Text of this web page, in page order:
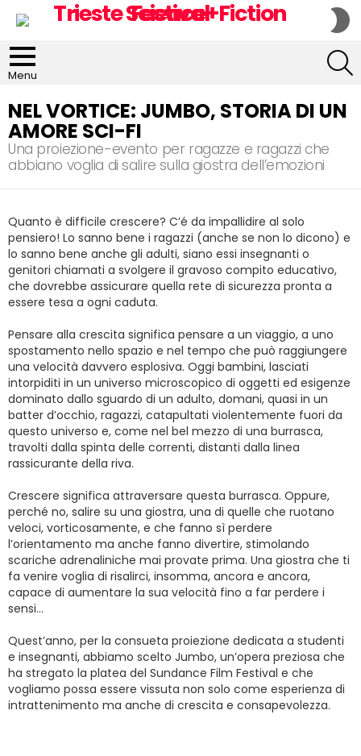
Menu
NEL VORTICE: JUMBO, STORIA DI UN
AMORE SCI-FI
Una proiezione-evento per ragazze e ragazzi che
abbiano voglia di salire sulla giostra dell’emozioni
Quanto è difficile crescere? C’é da impallidire al solo
pensiero! Lo sanno bene i ragazzi (anche se non lo dicono) e
lo sanno bene anche gli adulti, siano essi insegnanti o
genitori chiamati a svolgere il gravoso compito educativo,
che dovrebbe assicurare quella rete di sicurezza pronta a
essere tesa a ogni caduta.
Pensare alla crescita significa pensare a un viaggio, a uno
spostamento nello spazio e nel tempo che può raggiungere
una velocità davvero esplosiva. Oggi bambini, lasciati
intorpiditi in un universo microscopico di oggetti ed esigenze
dominato dallo sguardo di un adulto, domani, quasi in un
batter d’occhio, ragazzi, catapultati violentemente fuori da
questo universo e, come nel bel mezzo di una burrasca,
travolti dalla spinta delle correnti, distanti dalla linea
rassicurante della riva.
Crescere significa attraversare questa burrasca. Oppure,
perché no, salire su una giostra, una di quelle che ruotano
veloci, vorticosamente, e che fanno sì perdere
l’orientamento ma anche fanno divertire, stimolando
scariche adrenaliniche mai provate prima. Una giostra che ti
fa venire voglia di risalirci, insomma, ancora e ancora,
capace di aumentare la sua velocità fino a far perdere i
sensi…
Quest’anno, per la consueta proiezione dedicata a studenti
e insegnanti, abbiamo scelto Jumbo, un’opera preziosa che
ha stregato la platea del Sundance Film Festival e che
vogliamo possa essere vissuta non solo come esperienza di
intrattenimento ma anche di crescita e consapevolezza.